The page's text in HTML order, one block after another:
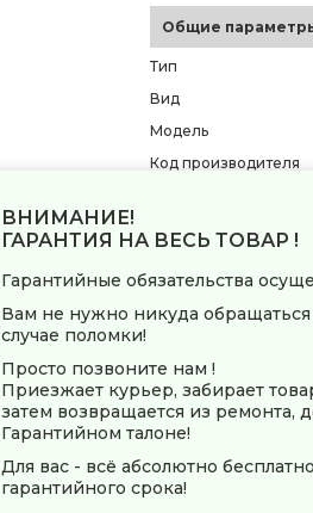
Общие
Тип
Вид
Модель
Код производителя
Основные
Тип уборки
Тип пылесборника
Тип фильтрации
Фильтр тонкой
Емкость
ВНИМАНИЕ!
ГАРАНТИЯ НА ВЕСЬ ТОВАР !
Гарантийные обязательства
Вам не нужно никуда обращаться
случае поломки!
Просто позвоните нам !
Приезжает курьер, забирает
затем возвращается из ремонта,
Гарантийном талоне!
Для вас - всё абсолютно
гарантийного срока!